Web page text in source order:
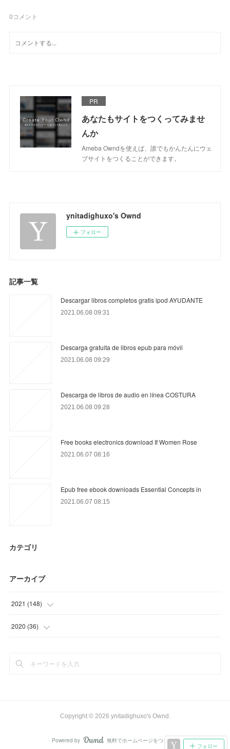
0コメント
PR
あなたもサイトをつくってみませ
んか
Ameba Owndを使えば、誰でもかんたんにウェ
ブサイトをつくることができます。
ynitadighuxo's Ownd
フォロー
記事一覧
Descargar libros completos gratis ipod AYUDANTE
2021.06.08 09:31
Descarga gratuita de libros epub para móvil
2021.06.08 09:29
Descarga de libros de audio en línea COSTURA
2021.06.08 09:28
Free books electronics download If Women Rose
2021.06.07 08:16
Epub free ebook downloads Essential Concepts in
2021.06.07 08:15
カテゴリ
アーカイブ
2021 (148)
(21 )
(
2020 (36)
(
フォロー
Copyright © 2026 ynitadighuxo's Ownd .
Powered by AmebaOwnd
無料でホームページをつくろう